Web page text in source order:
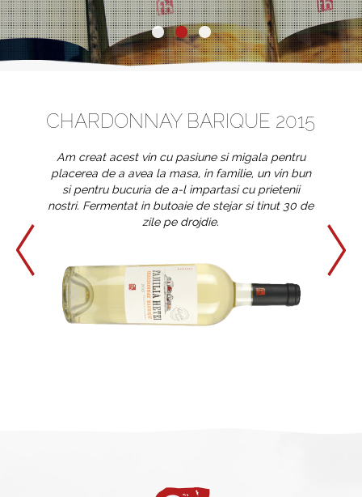
CHARDONNAY BARIQUE 2015
Am creat acest vin cu pasiune si migala pentru
placerea de a avea la masa, in familie, un vin bun
si pentru bucuria de a-l impartasi cu prietenii
nostri. Fermentat in butoaie de stejar si tinut 30 de
zile pe drojdie.
prev next